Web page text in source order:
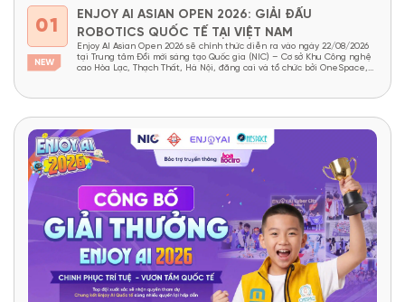
01
ENJOY AI ASIAN OPEN 2026: GIẢI ĐẤU
ROBOTICS QUỐC TẾ TẠI VIỆT NAM
Enjoy AI Asian Open 2026 sẽ chính thức diễn ra vào ngày 22/08/2026
tại Trung tâm Đổi mới sáng tạo Quốc gia (NIC) – Cơ sở Khu Công nghệ
cao Hòa Lạc, Thạch Thất, Hà Nội, đăng cai và tổ chức bởi OneSpace,